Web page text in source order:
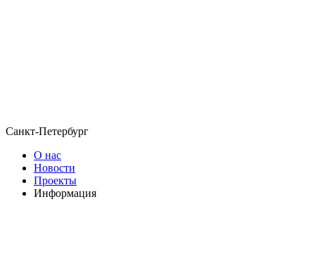
Санкт-Петербург
О нас
Новости
Проекты
Информация